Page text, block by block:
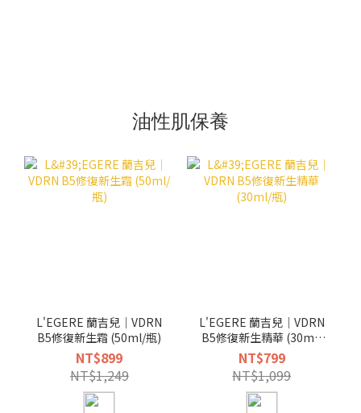
油性肌保養
L'EGERE 蘭吉兒｜VDRN
B5修復新生霜 (50ml/瓶)
NT$899
NT$1,249
L'EGERE 蘭吉兒｜VDRN
B5修復新生精華 (30ml/
瓶)
NT$799
NT$1,099